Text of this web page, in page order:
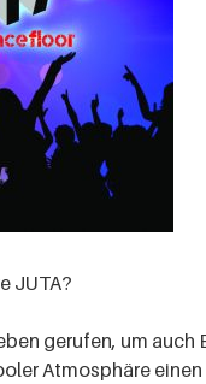
JUTA?
gerufen, um
Atmosphäre